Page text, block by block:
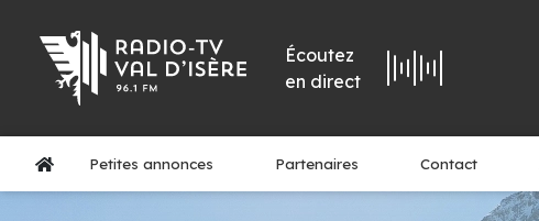
Écoutez
en direct
Petites annonces Partenaires Contact